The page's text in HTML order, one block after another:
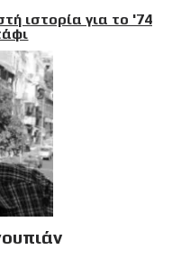
ιστορία για το '74